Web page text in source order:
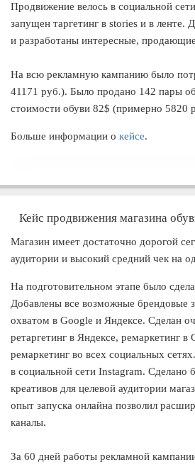
Продвижение велось в социальной
запущен таргетинг в stories и в ленте.
и разработаны интересные,
На всю рекламную кампанию было
41171 руб.). Было продано 142 пары
стоимости обуви 82$ (примерно 5820
Больше информации о кейсе.
Кейс продвижения магазина
Магазин имеет достаточно дорогой
аудитории и высокий средний чек на
На подготовительном этапе было
Добавлены все возможные брендовые
охватом в Google и Яндексе. Сделан
ретаргетинг в Яндексе, ремаркетинг
ремаркетинг во всех социальных
в социальной сети Instagram. Сделано
креативов для целевой аудитории
опыт запуска онлайна позволил
каналы.
За 60 дней работы рекламной